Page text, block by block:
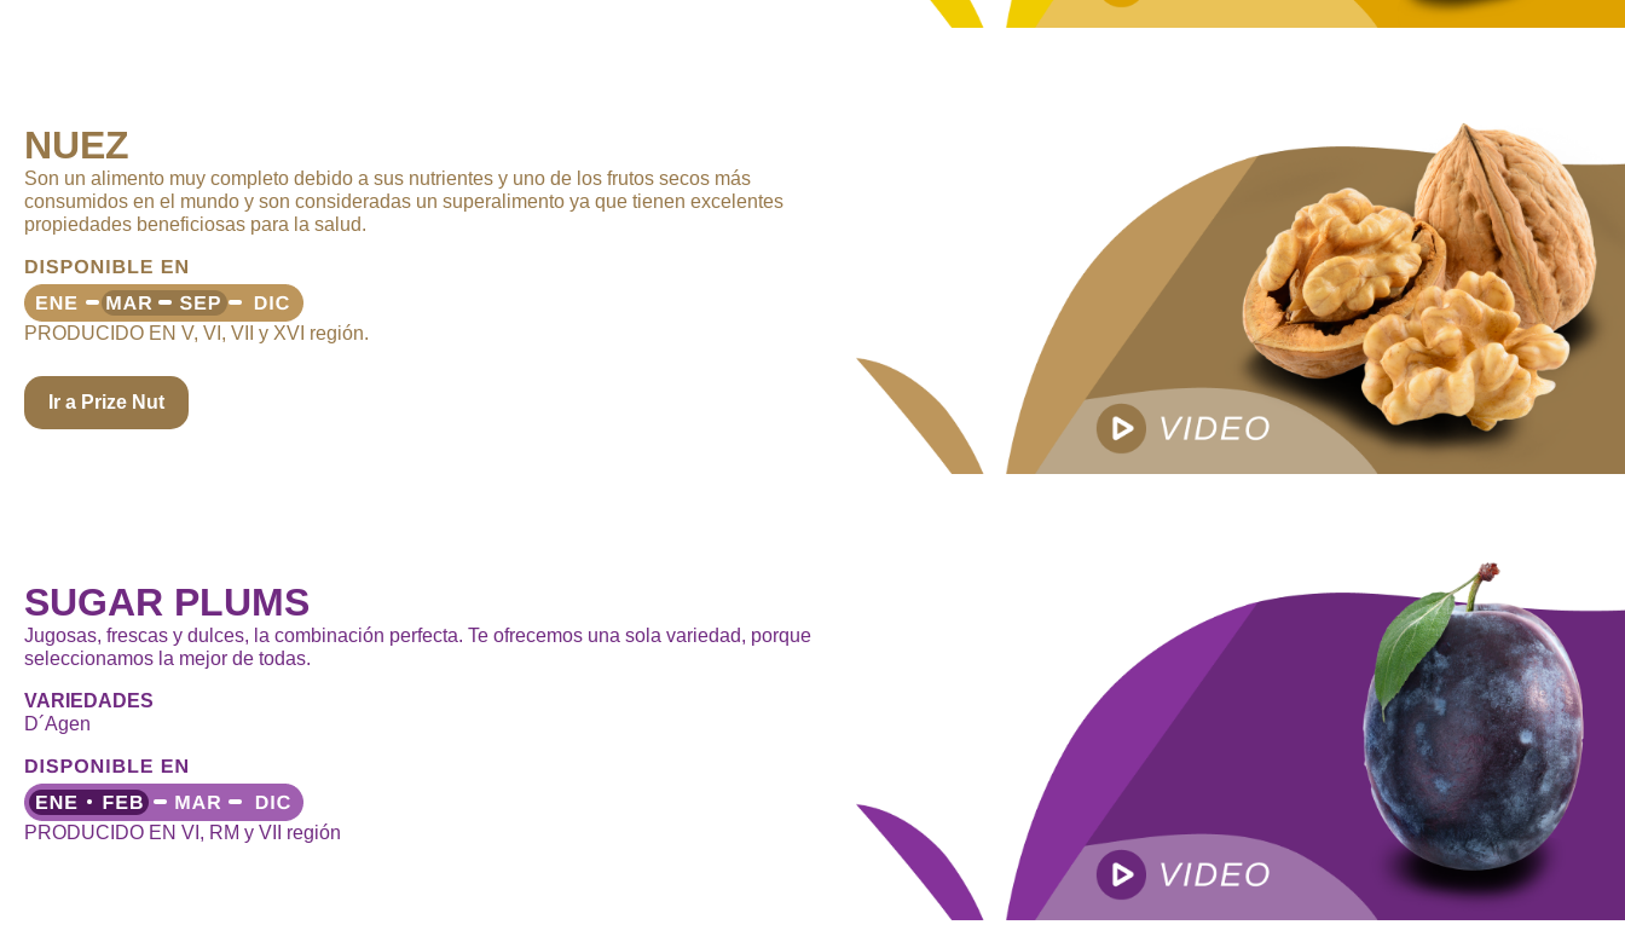
NUEZ
Son un alimento muy completo debido a sus nutrientes y uno de los frutos secos más
consumidos en el mundo y son consideradas un superalimento ya que tienen excelentes
propiedades beneficiosas para la salud.
PRODUCIDO EN V, VI, VII y XVI región.
Ir a Prize Nut
SUGAR PLUMS
Jugosas, frescas y dulces, la combinación perfecta. Te ofrecemos una sola variedad, porque
seleccionamos la mejor de todas.
VARIEDADES
D´Agen
PRODUCIDO EN VI, RM y VII región